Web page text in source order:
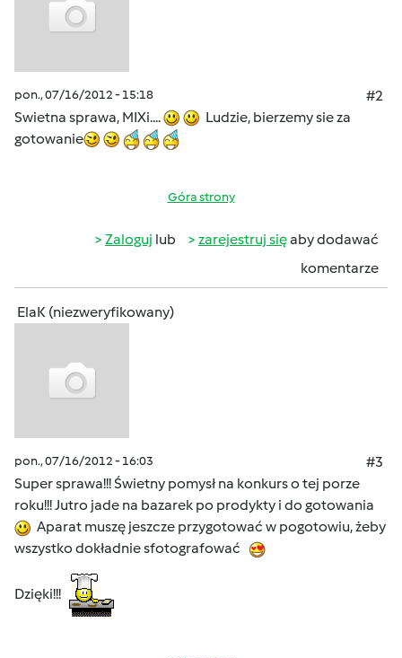
pon., 07/16/2012 - 15:18
#2
Swietna sprawa, MIXi....
Ludzie, bierzemy sie za
gotowanie
Góra strony
Zaloguj lub zarejestruj sięaby dodawać
komentarze
ElaK (niezweryfikowany)
pon., 07/16/2012 - 16:03
#3
Super sprawa!!! Świetny pomysł na konkurs o tej porze
roku!!! Jutro jade na bazarek po prodykty i do gotowania
Aparat muszę jeszcze przygotować w pogotowiu, żeby
wszystko dokładnie sfotografować
Dzięki!!!